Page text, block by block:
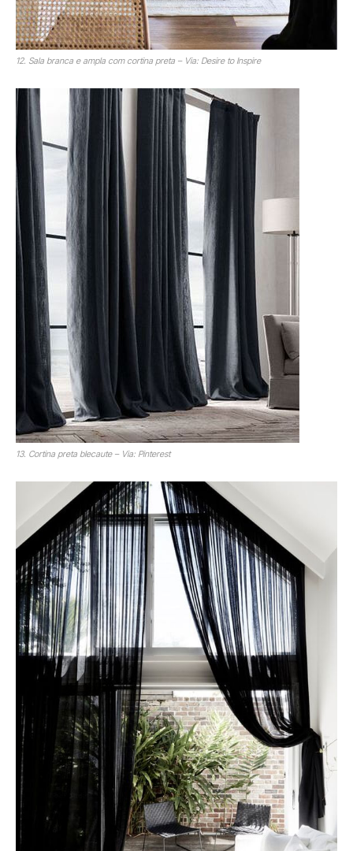
12. Sala branca e ampla com cortina preta – Via: Desire to Inspire
13. Cortina preta blecaute – Via: Pinterest